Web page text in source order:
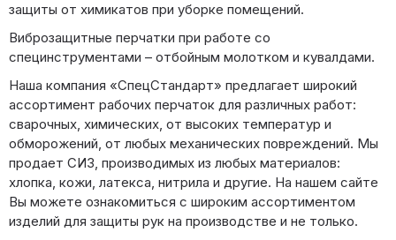
защиты от химикатов при уборке помещений.
Виброзащитные перчатки при работе со
специнструментами – отбойным молотком и кувалдами.
Наша компания «СпецСтандарт» предлагает широкий
ассортимент рабочих перчаток для различных работ:
сварочных, химических, от высоких температур и
обморожений, от любых механических повреждений. Мы
продает СИЗ, производимых из любых материалов:
хлопка, кожи, латекса, нитрила и другие. На нашем сайте
Вы можете ознакомиться с широким ассортиментом
изделий для защиты рук на производстве и не только.